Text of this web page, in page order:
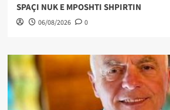
SPAÇI NUK E MPOSHTI SHPIRTIN
06/08/2026 0